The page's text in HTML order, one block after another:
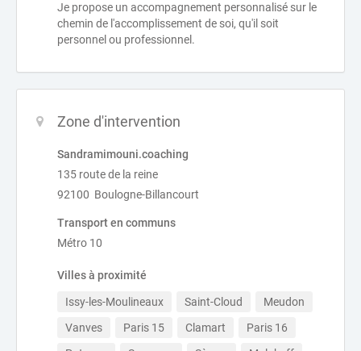
Je propose un accompagnement personnalisé sur le
chemin de l'accomplissement de soi, qu'il soit
personnel ou professionnel.
Zone d'intervention
Sandramimouni.coaching
135 route de la reine
92100 Boulogne-Billancourt
Transport en communs
Métro 10
Villes à proximité
Issy-les-Moulineaux Saint-Cloud
Meudon
Vanves
Paris 15 Clamart
Paris 16